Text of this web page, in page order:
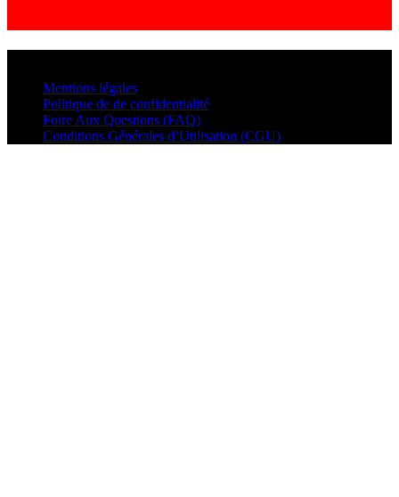
Mentions légales
Politique de de confidentialité
Foire Aux Questions (FAQ)
Conditions Générales d’Utilisation (CGU)